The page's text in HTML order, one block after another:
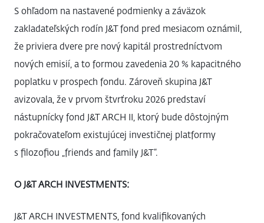
S ohľadom na nastavené podmienky a záväzok
zakladateľských rodín J&T fond pred mesiacom oznámil,
že priviera dvere pre nový kapitál prostredníctvom
nových emisií, a to formou zavedenia 20 % kapacitného
poplatku v prospech fondu. Zároveň skupina J&T
avizovala, že v prvom štvrťroku 2026 predstaví
nástupnícky fond J&T ARCH II, ktorý bude dôstojným
pokračovateľom existujúcej investičnej platformy
s filozofiou „friends and family J&T“.
O J&T ARCH INVESTMENTS:
J&T ARCH INVESTMENTS, fond kvalifikovaných